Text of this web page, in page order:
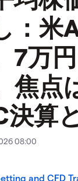
：米
7万
焦点
決算
08:00